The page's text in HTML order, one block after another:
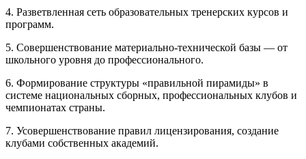
4. Разветвленная сеть образовательных тренерских курсов и
программ.
5. Совершенствование материально‑технической базы — от
школьного уровня до профессионального.
6. Формирование структуры «правильной пирамиды» в
системе национальных сборных, профессиональных клубов и
чемпионатах страны.
7. Усовершенствование правил лицензирования, создание
клубами собственных академий.